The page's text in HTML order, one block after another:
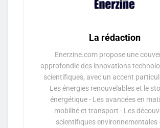
La rédaction
Enerzine.com propose une
approfondie des innovations
scientifiques, avec un accent
Les énergies renouvelables et le
énergétique - Les avancées en
mobilité et transport - Les
scientifiques environnementales